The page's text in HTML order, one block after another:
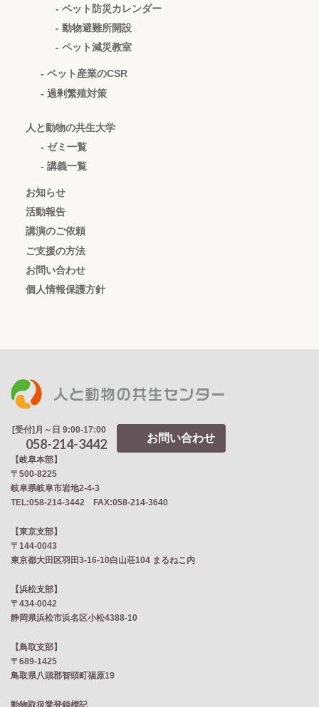
- ペット防災カレンダー
- 動物避難所開設
- ペット減災教室
- ペット産業のCSR
- 過剰繁殖対策
人と動物の共生大学
- ゼミ一覧
- 講義一覧
お知らせ
活動報告
講演のご依頼
ご支援の方法
お問い合わせ
個人情報保護方針
[受付]月～日 9:00-17:00
058-214-3442 お問い合わせ
【岐阜本部】
〒500-8225
岐阜県岐阜市岩地2‐4‐3
TEL:058-214-3442 FAX:058-214-3640
【東京支部】
〒144-0043
東京都大田区羽田3-16-10白山荘104 まるねこ内
【浜松支部】
〒434-0042
静岡県浜松市浜名区小松4388-10
【鳥取支部】
〒689-1425
鳥取県八頭郡智頭町福原19
動物取扱業登録標記